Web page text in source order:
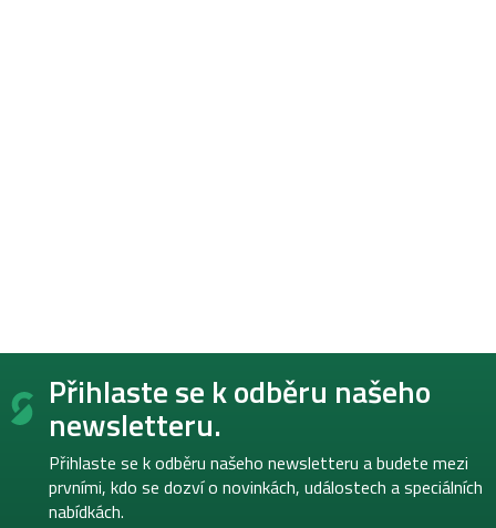
Z
Přihlaste se k odběru našeho
newsletteru.
Přihlaste se k odběru našeho newsletteru a budete mezi
prvními, kdo se dozví o novinkách, událostech a speciálních
nabídkách.